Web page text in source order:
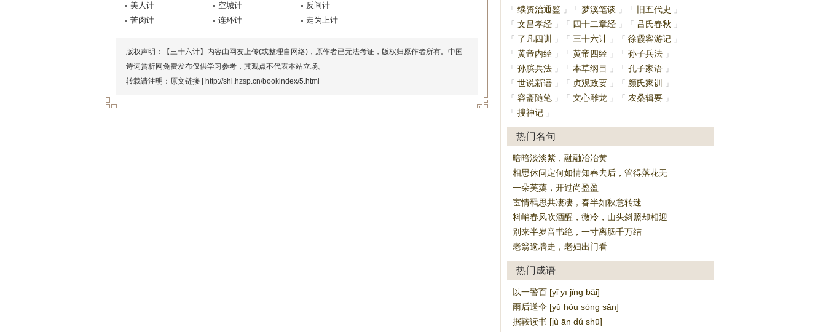
美人计 空城计
反间计
苦肉计
连环计 走为上计
版权声明：【三十六计】内容由网友上传(或整理自网络)，原作者已无法考证，版权归原作者所有。中国
诗词赏析网免费发布仅供学习参考，其观点不代表本站立场。
转载请注明：原文链接 |
http://shi.hzsp.cn/bookindex/5.html
「 续资治通鉴 」 「 梦溪笔谈 」 「 旧五代史
」
「 文昌孝经 」 「 四十二章经 」 「 吕氏春秋
」
「
了凡四训 」 「 三十六计 」 「 徐霞客游记 」
「 黄帝内经 」 「 黄帝四经 」 「 孙子兵法 」
「 孙膑兵法 」 「 本草纲目 」 「 孔子家语 」
「 世说新语 」 「 贞观政要 」 「 颜氏家训
」
「 容斋随笔 」 「 文心雕龙 」 「 农桑辑要 」
「 搜神记 」
热门名句
暗暗淡淡紫，融融冶冶黄
相思休问定何如情知春去后，管得落花无
一朵芙蕖，开过尚盈盈
宦情羁思共凄凄，春半如秋意转迷
料峭春风吹酒醒，微冷，山头斜照却相迎
别来半岁音书绝，一寸离肠千万结
老翁逾墙走，老妇出门看
热门成语
以一警百 [yǐ yī jǐng bǎi]
雨后送伞 [yǔ hòu sòng sǎn]
据鞍读书 [jù ān dú shū]